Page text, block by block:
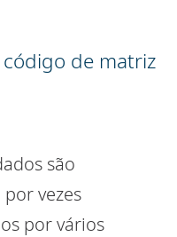
de matriz
são
vezes
por vários